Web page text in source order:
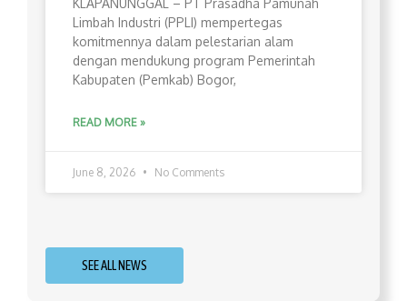
​KLAPANUNGGAL – PT Prasadha Pamunah
Limbah Industri (PPLI) mempertegas
komitmennya dalam pelestarian alam
dengan mendukung program Pemerintah
Kabupaten (Pemkab) Bogor,
READ MORE »
June 8, 2026 No Comments
SEE ALL NEWS